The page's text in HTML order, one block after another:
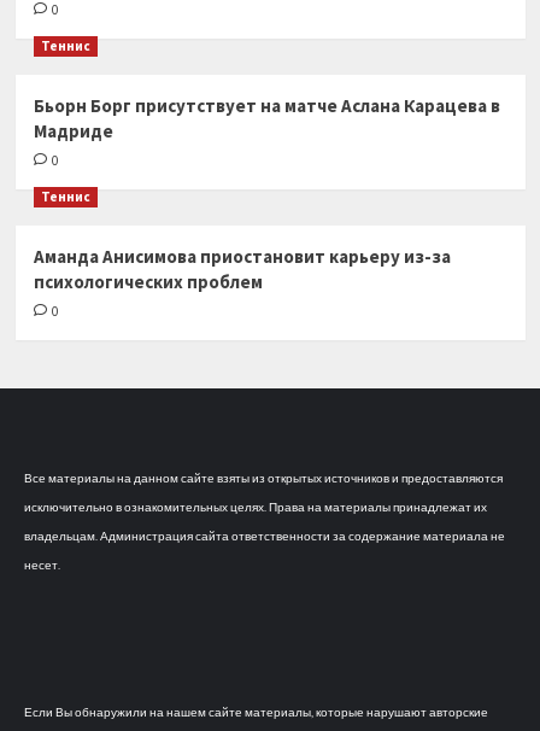
0
Теннис
Бьорн Борг присутствует на матче Аслана Карацева в
Мадриде
0
Теннис
Аманда Анисимова приостановит карьеру из-за
психологических проблем
0
Все материалы на данном сайте взяты из открытых источников и предоставляются
исключительно в ознакомительных целях. Права на материалы принадлежат их
владельцам. Администрация сайта ответственности за содержание материала не
несет.
Если Вы обнаружили на нашем сайте материалы, которые нарушают авторские